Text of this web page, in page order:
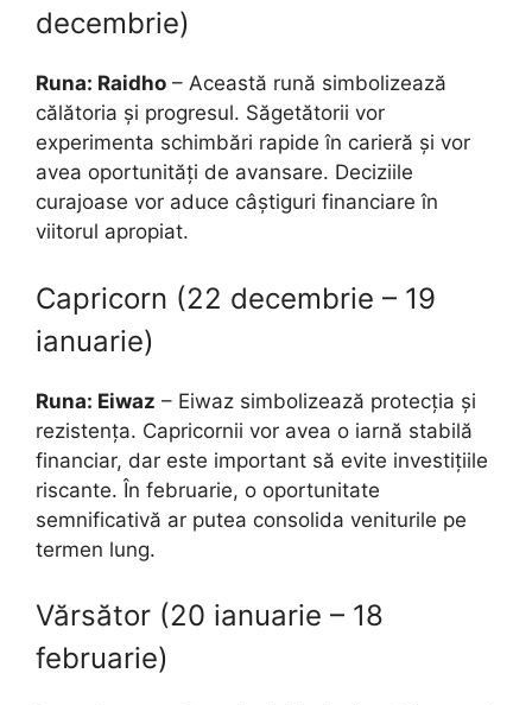
decembrie)
Runa: Raidho – Această rună simbolizează
călătoria și progresul. Săgetătorii vor
experimenta schimbări rapide în carieră și vor
avea oportunități de avansare. Deciziile
curajoase vor aduce câștiguri financiare în
viitorul apropiat.
Capricorn (22 decembrie – 19
ianuarie)
Runa: Eiwaz – Eiwaz simbolizează protecția și
rezistența. Capricornii vor avea o iarnă stabilă
financiar, dar este important să evite investițiile
riscante. În februarie, o oportunitate
semnificativă ar putea consolida veniturile pe
termen lung.
Vărsător (20 ianuarie – 18
februarie)